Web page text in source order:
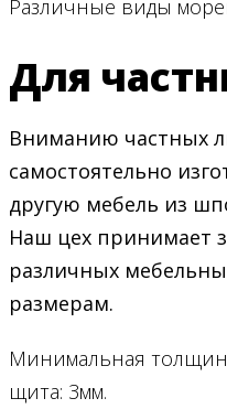
Различные виды
Для
Вниманию частных
самостоятельно
другую мебель из
Наш цех принимает
различных
размерам.
Минимальная
щита: 3мм.